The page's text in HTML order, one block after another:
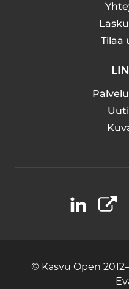
Tilaa
LinkedIn
X
© Kasvu Open